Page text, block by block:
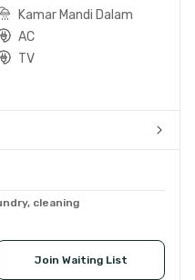
Kamar Mandi Dalam
AC
TV
cleaning
Join Waiting List